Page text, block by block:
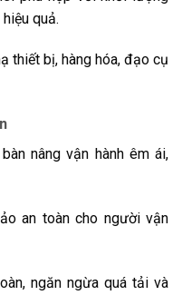
quả.
thiết bị, hàng hóa, đạo cụ
nâng vận hành êm ái,
an toàn cho người vận
ngăn ngừa quá tải và